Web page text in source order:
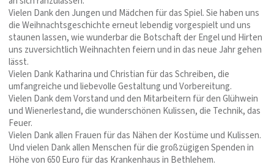
Vielen Dank den Jungen und Mädchen für das Spiel. Sie haben uns
die Weihnachtsgeschichte erneut lebendig vorgespielt und uns
staunen lassen, wie wunderbar die Botschaft der Engel und Hirten
uns zuversichtlich Weihnachten feiern und in das neue Jahr gehen
lässt.
Vielen Dank Katharina und Christian für das Schreiben, die
umfangreiche und liebevolle Gestaltung und Vorbereitung.
Vielen Dank dem Vorstand und den Mitarbeitern für den Glühwein
und Wienerlestand, die wunderschönen Kulissen, die Technik, das
Feuer.
Vielen Dank allen Frauen für das Nähen der Kostüme und Kulissen.
Und vielen Dank allen Menschen für die großzügigen Spenden in
Höhe von 650 Euro für das Krankenhaus in Bethlehem.